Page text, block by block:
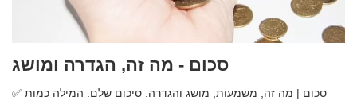
סכום - מה זה, הגדרה ומושג
✅ סכום | מה זה, משמעות, מושג והגדרה. סיכום שלם. המילה כמות